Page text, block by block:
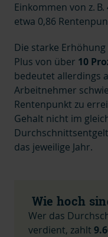
Einkommen von z.
etwa 0,86
Die starke
Plus von über 10
bedeutet allerdings
Arbeitnehmer
Rentenpunkt zu
Gehalt nicht im
das jeweilige Jahr.
Wie hoch
Wer das
verdient, zahlt